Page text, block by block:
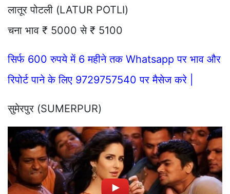
लातूर पोटली (LATUR POTLI)
चना भाव ₹ 5000 से ₹ 5100
सिर्फ 600 रुपये में 6 महीने तक Whatsapp पर भाव और
रिपोर्ट पाने के लिए 9729757540 पर मैसेज करे |
सुमेरपुर (SUMERPUR)